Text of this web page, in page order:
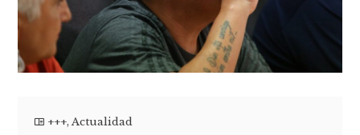
+++,Actualidad